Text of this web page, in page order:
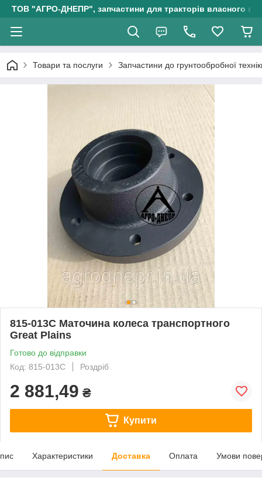
ТОВ "АГРО-ДНЕПР", запчастини для тракторів власного
Товари та послуги Запчастини до грунтообробної
815-013С Маточина колеса транспортного
Great Plains
Готово до відправки
Код: 815-013С
Роздріб
2 881,49 ₴
Купити
Характеристики Доставка Оплата Умови